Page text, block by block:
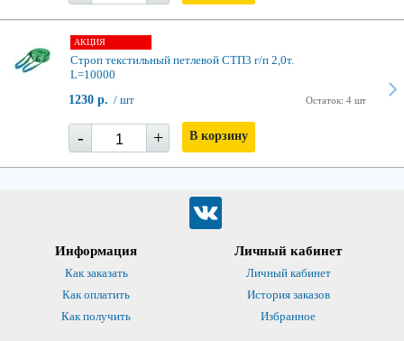
АКЦИЯ
Строп текстильный петлевой СТП3 г/п 2,0т.
L=10000
Остаток: 4 шт
1230 р. / шт
- + В корзину
Информация
Как заказать
Как оплатить
Как получить
Личный кабинет
Личный кабинет
История заказов
Избранное